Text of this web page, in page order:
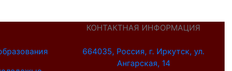
КОНТАКТНАЯ ИНФОРМАЦИЯ
664035, Россия, г. Иркутск, ул.
Ангарская, 14